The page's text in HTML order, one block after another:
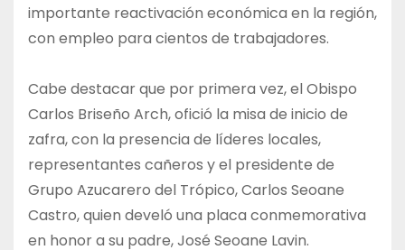
importante reactivación económica en la región,
con empleo para cientos de trabajadores.
Cabe destacar que por primera vez, el Obispo
Carlos Briseño Arch, ofició la misa de inicio de
zafra, con la presencia de líderes locales,
representantes cañeros y el presidente de
Grupo Azucarero del Trópico, Carlos Seoane
Castro, quien develó una placa conmemorativa
en honor a su padre, José Seoane Lavin.